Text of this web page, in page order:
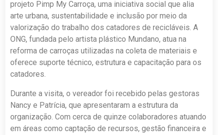
projeto Pimp My Carroça, uma iniciativa social que alia
arte urbana, sustentabilidade e inclusão por meio da
valorização do trabalho dos catadores de recicláveis. A
ONG, fundada pelo artista plástico Mundano, atua na
reforma de carroças utilizadas na coleta de materiais e
oferece suporte técnico, estrutura e capacitação para os
catadores.
Durante a visita, o vereador foi recebido pelas gestoras
Nancy e Patrícia, que apresentaram a estrutura da
organização. Com cerca de quinze colaboradores atuando
em áreas como captação de recursos, gestão financeira e